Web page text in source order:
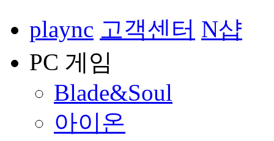
plaync 고객센터 N샵
PC 게임
Blade&Soul
아이온